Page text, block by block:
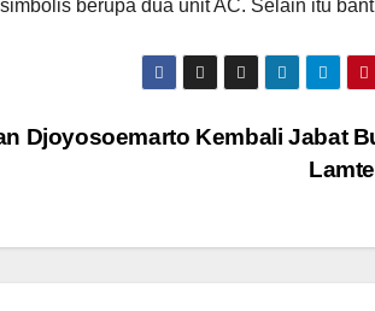
berupa dua unit AC. Selain itu
Djoyosoemarto Kembali Jabat